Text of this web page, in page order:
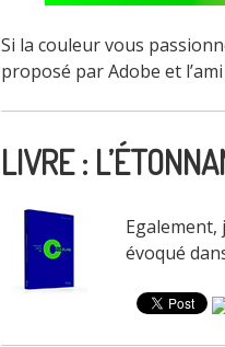
Si la couleur vous
proposé par Adobe et l’ami
LIVRE :
Egalement,
évoqué